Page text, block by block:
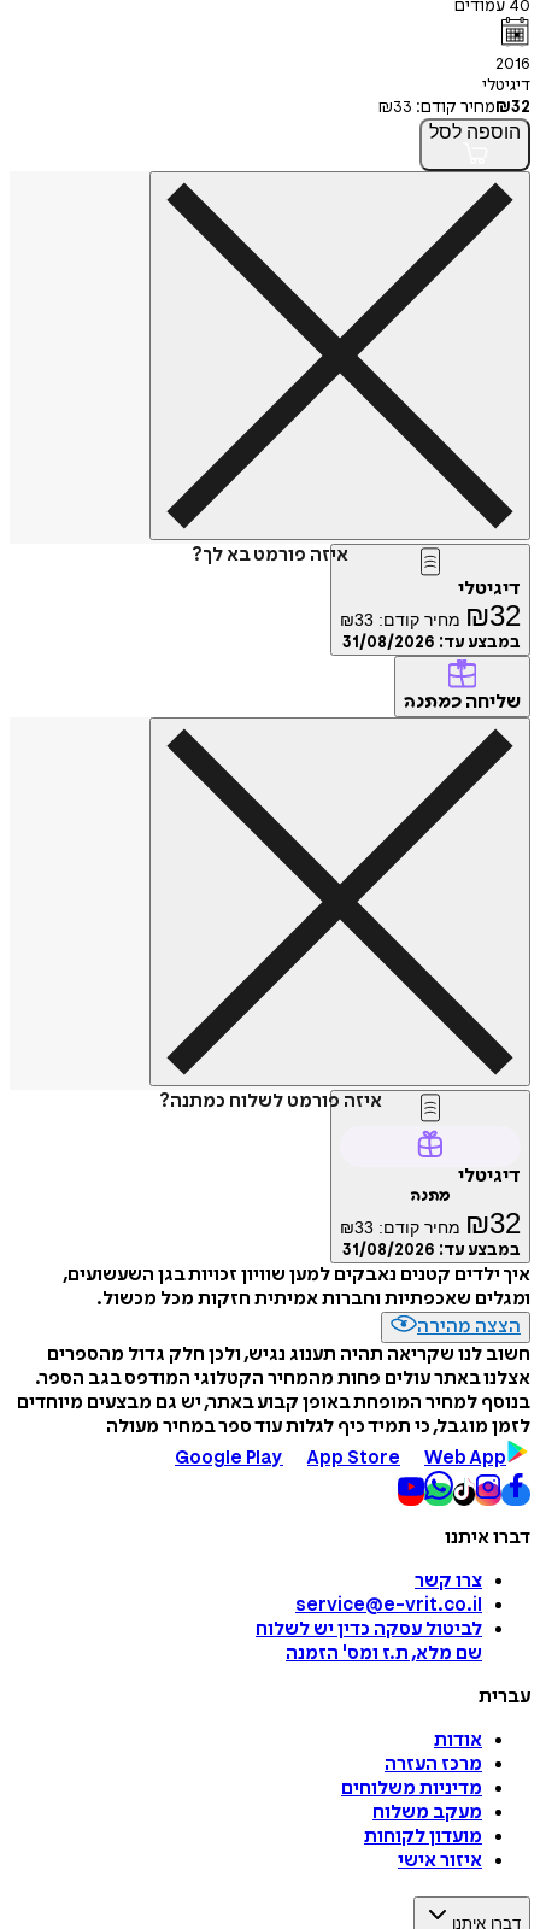
40 עמודים
2016
דיגיטלי
₪32 מחיר קודם: ₪33
הוספה לסל
איזה פורמט בא לך?
דיגיטלי
₪32 מחיר קודם: ₪33
במבצע עד: 31/08/2026
שליחה כמתנה
איזה פורמט לשלוח כמתנה?
דיגיטלי
מתנה
₪32 מחיר קודם: ₪33
במבצע עד: 31/08/2026
איך ילדים קטנים נאבקים למען שוויון זכויות בגן השעשועים,
ומגלים שאכפתיות וחברות אמיתית חזקות מכל מכשול.
הצצה מהירה
חשוב לנו שקריאה תהיה תענוג נגיש, ולכן חלק גדול מהספרים
אצלנו באתר עולים פחות מהמחיר הקטלוגי המודפס בגב הספר.
בנוסף למחיר המופחת באופן קבוע באתר, יש גם מבצעים מיוחדים
לזמן מוגבל, כי תמיד כיף לגלות עוד ספר במחיר מעולה
Google Play
App Store Web App
דברו איתנו
צרו קשר
service@e-vrit.co.il
לביטול עסקה כדין יש לשלוח
שם מלא, ת.ז ומס' הזמנה
עברית
אודות
מרכז העזרה
מדיניות משלוחים
מעקב משלוח
מועדון לקוחות
איזור אישי
דברו איתנו